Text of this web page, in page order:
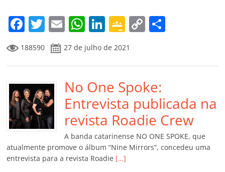
m
F
a
c
e
b
o
o
k
T
w
itt
er
E
m
ai
l
W
h
at
s
A
p
p
Li
n
k
e
dI
n
G
o
o
gl
e
Cl
a
ss
ro
C
y
Li
n
k
p
til
h
ar
188590 27 de julho de 2021
No One Spoke:
Entrevista publicada na
revista Roadie Crew
A banda catarinense NO ONE SPOKE, que
atualmente promove o álbum “Nine Mirrors”, concedeu uma
entrevista para a revista Roadie […]